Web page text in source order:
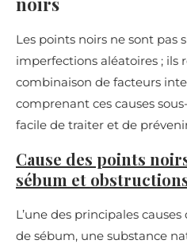
Les points noirs ne sont pas
imperfections aléatoires ; ils
combinaison de facteurs
comprenant ces causes
facile de traiter et de
Cause des points
sébum et
L’une des principales
de sébum, une substance